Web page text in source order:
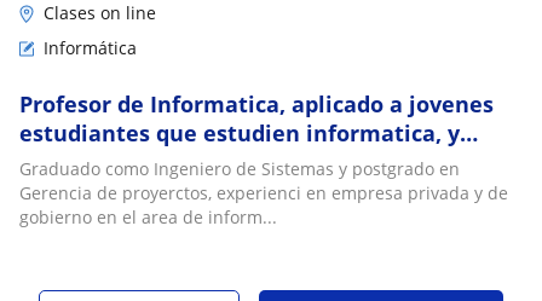
Clases on line
Informática
Profesor de Informatica, aplicado a jovenes
estudiantes que estudien informatica, y
adultos que quieran aprender a manejar su
pc
Graduado como Ingeniero de Sistemas y postgrado en
Gerencia de proyerctos, experienci en empresa privada y de
gobierno en el area de inform...